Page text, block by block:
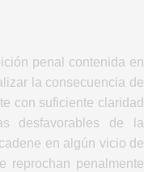
penal contenida en
la consecuencia de
con suficiente claridad
desfavorables de la
en algún vicio de
reprochan penalmente